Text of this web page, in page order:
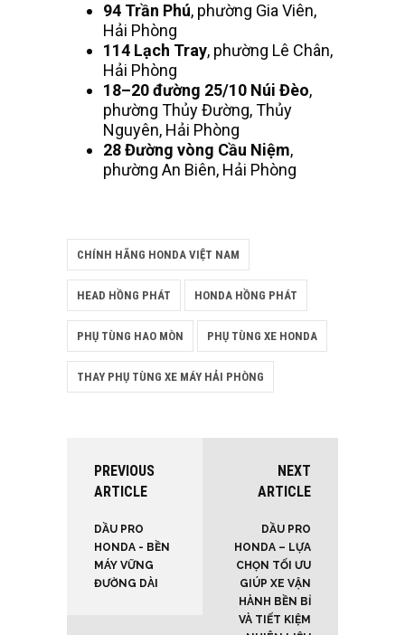
94 Trần Phú, phường Gia Viên,
Hải Phòng
114 Lạch Tray, phường Lê Chân,
Hải Phòng
18–20 đường 25/10 Núi Đèo,
phường Thủy Đường, Thủy
Nguyên, Hải Phòng
28 Đường vòng Cầu Niệm,
phường An Biên, Hải Phòng
CHÍNH HÃNG HONDA VIỆT NAM
HEAD HỒNG PHÁT HONDA HỒNG PHÁT
PHỤ TÙNG HAO MÒN PHỤ TÙNG XE HONDA
THAY PHỤ TÙNG XE MÁY HẢI PHÒNG
PREVIOUS
ARTICLE
DẦU PRO
HONDA - BỀN
MÁY VỮNG
ĐƯỜNG DÀI
NEXT
ARTICLE
DẦU PRO
HONDA – LỰA
CHỌN TỐI ƯU
GIÚP XE VẬN
HÀNH BỀN BỈ
VÀ TIẾT KIỆM